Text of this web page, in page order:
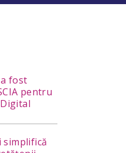
fost
pentru
simplifică